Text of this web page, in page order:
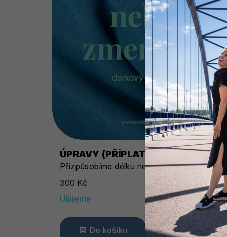
ÚPRAVY (PŘÍPLATEK)
Přizpůsobíme délku nebo šířku podle tebe
300 Kč
Ušijeme
Do košíku